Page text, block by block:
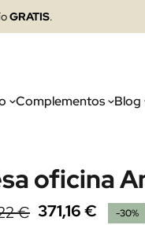
GRATIS.
Complementos Blog
oficina
€ 371,16 € -30%